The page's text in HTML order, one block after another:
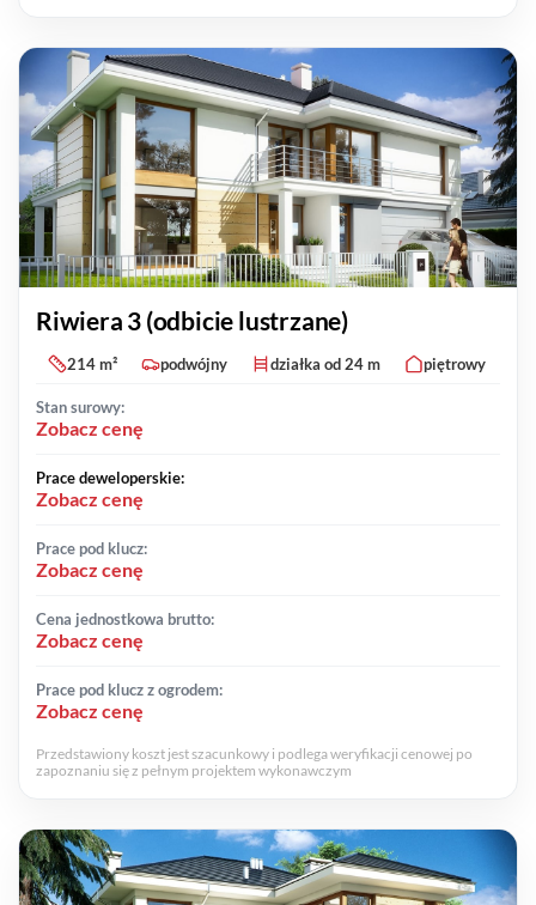
Riwiera 3 (odbicie lustrzane)
214 m² podwójny działka od 24 m piętrowy
Stan surowy:
Zobacz cenę
Prace deweloperskie:
Zobacz cenę
Prace pod klucz:
Zobacz cenę
Cena jednostkowa brutto:
Zobacz cenę
Prace pod klucz z ogrodem:
Zobacz cenę
Przedstawiony koszt jest szacunkowy i podlega weryfikacji cenowej po
zapoznaniu się z pełnym projektem wykonawczym